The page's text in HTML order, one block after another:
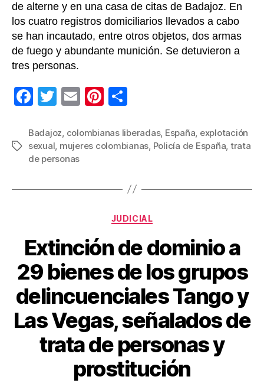
de alterne y en una casa de citas de Badajoz. En
los cuatro registros domiciliarios llevados a cabo
se han incautado, entre otros objetos, dos armas
de fuego y abundante munición. Se detuvieron a
tres personas.
F
c
e
o
T
tt
er
E
ail
Pi
er
e
m
p
tir
Etiquetas
Badajoz colombianas liberadas, España explotación
sexual mujeres colombianas Policía de España trata
de personas
Categorías
JUDICIAL
Extinción de dominio a
29 bienes de los grupos
delincuenciales Tango y
Las Vegas, señalados de
trata de personas y
prostitución